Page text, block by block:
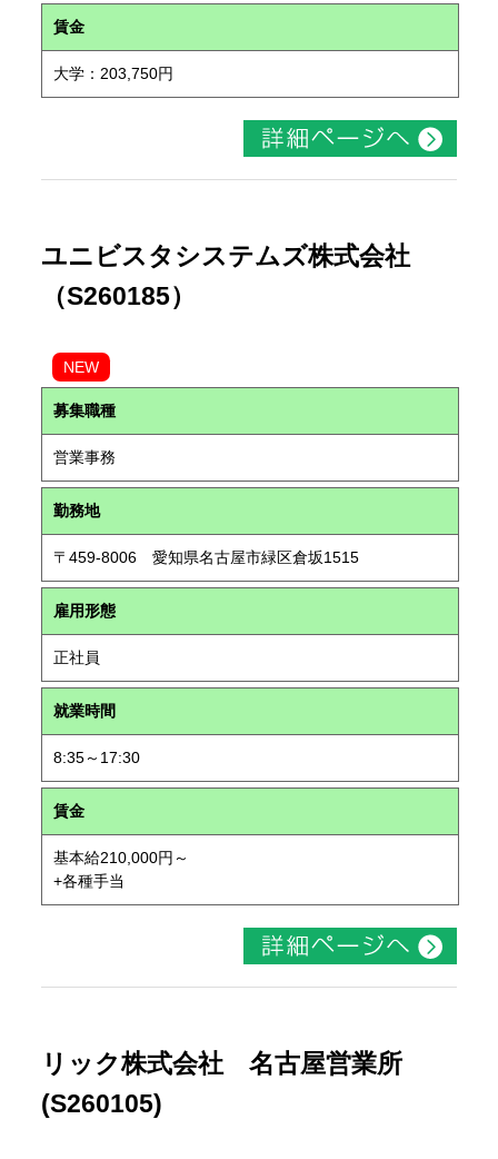
賃金
大学：203,750円
ユニビスタシステムズ株式会社
（S260185）
NEW
募集職種
営業事務
勤務地
〒459-8006 愛知県名古屋市緑区倉坂1515
雇用形態
正社員
就業時間
8:35～17:30
賃金
基本給210,000円～
+各種手当
リック株式会社 名古屋営業所
(S260105)